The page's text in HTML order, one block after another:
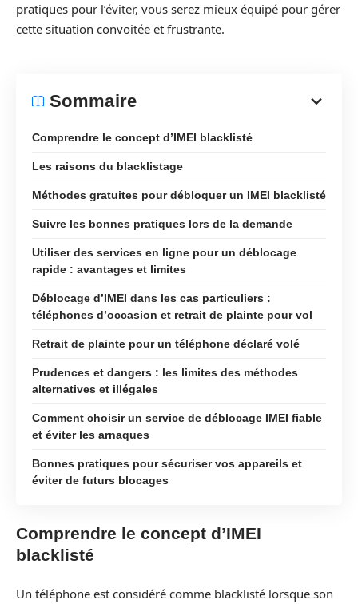
pratiques pour l’éviter, vous serez mieux équipé pour gérer
cette situation convoitée et frustrante.
Sommaire
Comprendre le concept d’IMEI blacklisté
Les raisons du blacklistage
Méthodes gratuites pour débloquer un IMEI blacklisté
Suivre les bonnes pratiques lors de la demande
Utiliser des services en ligne pour un déblocage
rapide : avantages et limites
Déblocage d’IMEI dans les cas particuliers :
téléphones d’occasion et retrait de plainte pour vol
Retrait de plainte pour un téléphone déclaré volé
Prudences et dangers : les limites des méthodes
alternatives et illégales
Comment choisir un service de déblocage IMEI fiable
et éviter les arnaques
Bonnes pratiques pour sécuriser vos appareils et
éviter de futurs blocages
Comprendre le concept d’IMEI
blacklisté
Un téléphone est considéré comme blacklisté lorsque son